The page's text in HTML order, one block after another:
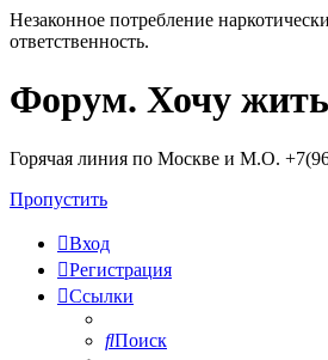
Незаконное потребление
ответственность.
Регистрация
Форум. Хочу жить
Горячая линия по Москве и М.О.
Пропустить
Вход
Регистрация
Ссылки
Поиск